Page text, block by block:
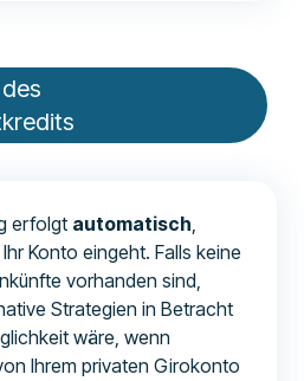
erfolgt automatisch,
Konto eingeht. Falls keine
vorhanden sind,
Strategien in Betracht
wäre, wenn
Ihrem privaten Girokonto